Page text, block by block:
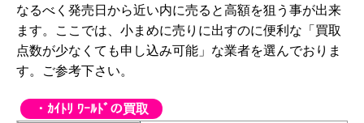
なるべく発売日から近い内に売ると高額を狙う事が出来
ます。ここでは、小まめに売りに出すのに便利な「買取
点数が少なくても申し込み可能」な業者を選んでおりま
す。ご参考下さい。
・ｶｲﾄﾘ ﾜｰﾙﾄﾞの買取